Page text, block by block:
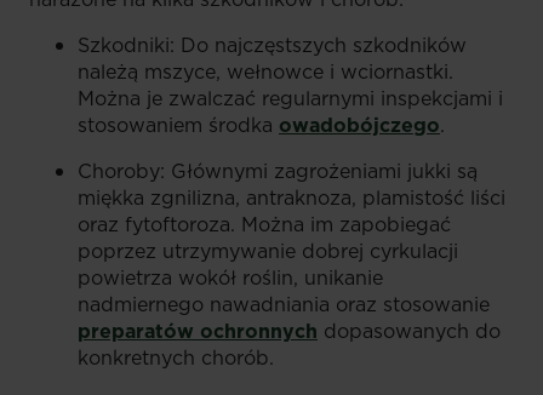
Szkodniki: Do najczęstszych szkodników
należą mszyce, wełnowce i wciornastki.
Można je zwalczać regularnymi inspekcjami i
stosowaniem środka owadobójczego.
Choroby: Głównymi zagrożeniami jukki są
miękka zgnilizna, antraknoza, plamistość liści
oraz fytoftoroza. Można im zapobiegać
poprzez utrzymywanie dobrej cyrkulacji
powietrza wokół roślin, unikanie
nadmiernego nawadniania oraz stosowanie
preparatów ochronnych dopasowanych do
konkretnych chorób.